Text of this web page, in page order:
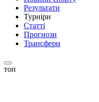
Результати
Турніри
Статті
Прогнози
Трансфери
топ